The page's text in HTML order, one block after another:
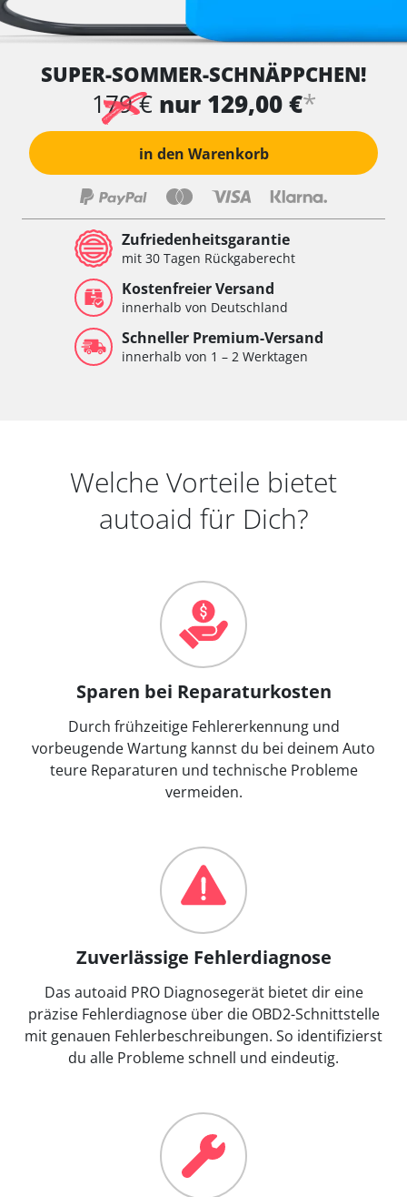
SUPER-SOMMER-SCHNÄPPCHEN!
179 € nur 129,00 €*
in den Warenkorb
Zufriedenheitsgarantie
mit 30 Tagen Rückgaberecht
Kostenfreier Versand
innerhalb von Deutschland
Schneller Premium-Versand
innerhalb von 1 – 2 Werktagen
Welche Vorteile bietet
autoaid für Dich?
Sparen bei Reparaturkosten
Durch frühzeitige Fehlererkennung und
vorbeugende Wartung kannst du bei deinem Auto
teure Reparaturen und technische Probleme
vermeiden.
Zuverlässige Fehlerdiagnose
Das autoaid PRO Diagnosegerät bietet dir eine
präzise Fehlerdiagnose über die OBD2-Schnittstelle
mit genauen Fehlerbeschreibungen. So identifizierst
du alle Probleme schnell und eindeutig.